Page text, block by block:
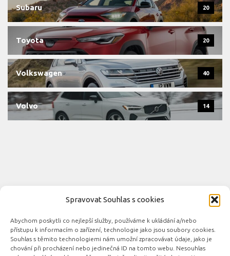
Spravovat Souhlas s cookies
Abychom poskytli co nejlepší služby, používáme k ukládání a/nebo
přístupu k informacím o zařízení, technologie jako jsou soubory cookies.
Souhlas s těmito technologiemi nám umožní zpracovávat údaje, jako je
chování při procházení nebo jedinečná ID na tomto webu. Nesouhlas
Subaru 20
Toyota 20
Volkswagen 40
Volvo 14
Novinky automobilového průmyslu © 2026. Všechna práva
vyhrazena.
Podporováno - Designed with the